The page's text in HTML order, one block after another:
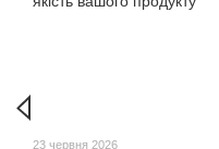
23 червня 2026